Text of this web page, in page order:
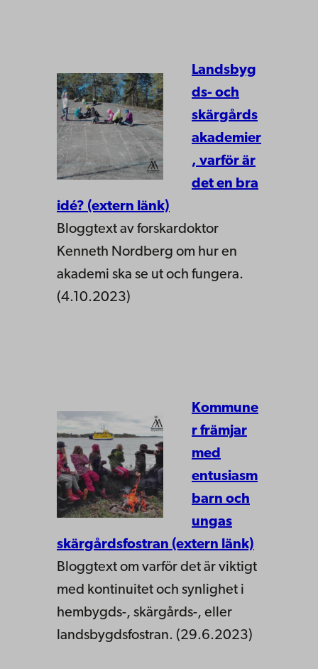
Landsbyg
ds- och
skärgårds
akademier
, varför är
det en bra
idé? (extern länk)
Bloggtext av forskardoktor
Kenneth Nordberg om hur en
akademi ska se ut och fungera.
(4.10.2023)
Kommune
r främjar
med
entusiasm
barn och
ungas
skärgårdsfostran (extern länk)
Bloggtext om varför det är viktigt
med kontinuitet och synlighet i
hembygds-, skärgårds-, eller
landsbygdsfostran. (29.6.2023)